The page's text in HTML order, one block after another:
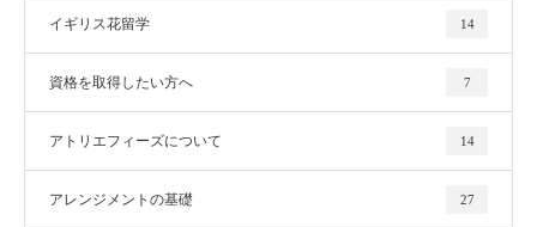
イギリス花留学 14
資格を取得したい方へ 7
アトリエフィーズについて 14
アレンジメントの基礎 27